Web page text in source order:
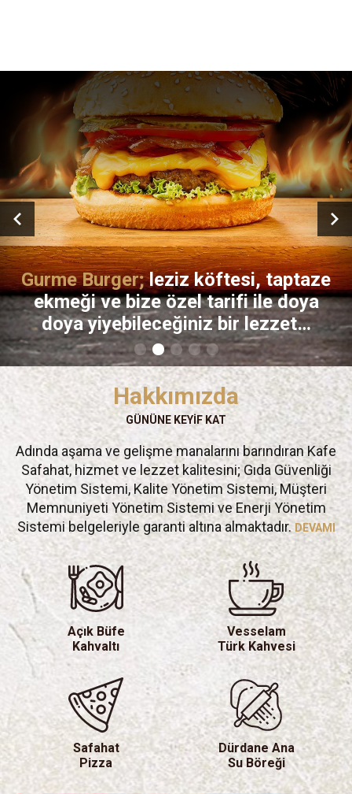
Gurme Burger;leziz köftesi, taptaze
ekmeği ve bize özel tarifi ile doya
doya yiyebileceğiniz bir lezzet…
Hakkımızda
GÜNÜNE KEYİF KAT
Adında aşama ve gelişme manalarını barındıran Kafe
Safahat, hizmet ve lezzet kalitesini; Gıda Güvenliği
Yönetim Sistemi, Kalite Yönetim Sistemi, Müşteri
Memnuniyeti Yönetim Sistemi ve Enerji Yönetim
Sistemi belgeleriyle garanti altına almaktadır. DEVAMI
Açık Büfe
Kahvaltı
Vesselam
Türk Kahvesi
Safahat
Pizza
Dürdane Ana
Su Böreği